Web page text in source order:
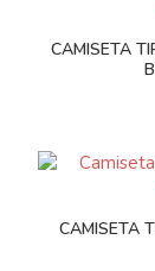
CAMISETA
CAMISETA